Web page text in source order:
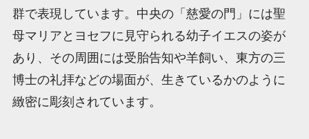
群で表現しています。中央の「慈愛の門」には聖
母マリアとヨセフに見守られる幼子イエスの姿が
あり、その周囲には受胎告知や羊飼い、東方の三
博士の礼拝などの場面が、生きているかのように
緻密に彫刻されています。